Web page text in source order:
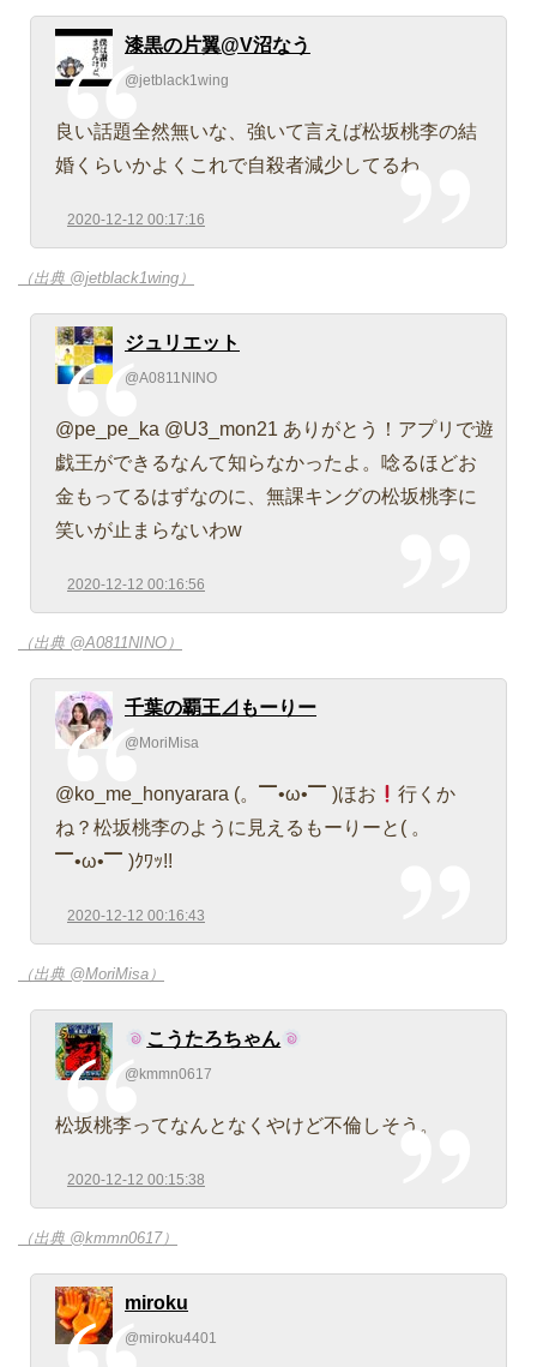
漆黒の片翼@V沼なう
@jetblack1wing
良い話題全然無いな、強いて言えば松坂桃李の結
婚くらいかよくこれで自殺者減少してるわ
2020-12-12 00:17:16
（出典 @jetblack1wing）
ジュリエット
@A0811NINO
@pe_pe_ka @U3_mon21 ありがとう！アプリで遊
戯王ができるなんて知らなかったよ。唸るほどお
金もってるはずなのに、無課キングの松坂桃李に
笑いが止まらないわw
2020-12-12 00:16:56
（出典 @A0811NINO）
千葉の覇王⊿もーりー
@MoriMisa
@ko_me_honyarara (。▔•ω•▔ )ほお
行くか
ね？松坂桃李のように見えるもーりーと( 。
▔•ω•▔ )ｸﾜｯ!!
2020-12-12 00:16:43
（出典 @MoriMisa）
こうたろちゃん
@kmmn0617
松坂桃李ってなんとなくやけど不倫しそう。
2020-12-12 00:15:38
（出典 @kmmn0617）
miroku
@miroku4401